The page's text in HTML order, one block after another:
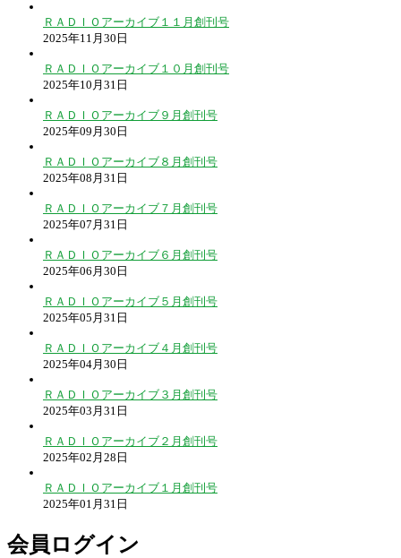
ＲＡＤＩＯアーカイブ１１月創刊号
2025年11月30日
ＲＡＤＩＯアーカイブ１０月創刊号
2025年10月31日
ＲＡＤＩＯアーカイブ９月創刊号
2025年09月30日
ＲＡＤＩＯアーカイブ８月創刊号
2025年08月31日
ＲＡＤＩＯアーカイブ７月創刊号
2025年07月31日
ＲＡＤＩＯアーカイブ６月創刊号
2025年06月30日
ＲＡＤＩＯアーカイブ５月創刊号
2025年05月31日
ＲＡＤＩＯアーカイブ４月創刊号
2025年04月30日
ＲＡＤＩＯアーカイブ３月創刊号
2025年03月31日
ＲＡＤＩＯアーカイブ２月創刊号
2025年02月28日
ＲＡＤＩＯアーカイブ１月創刊号
2025年01月31日
会員ログイン